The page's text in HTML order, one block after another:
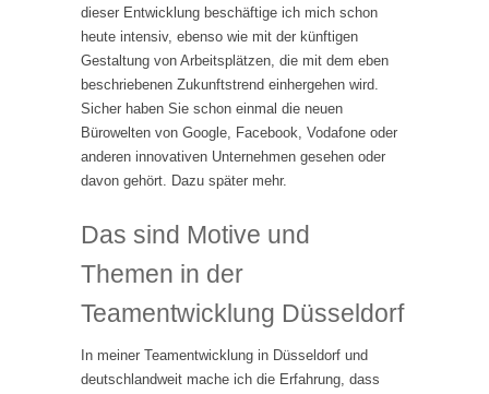
dieser Entwicklung beschäftige ich mich schon
heute intensiv, ebenso wie mit der künftigen
Gestaltung von Arbeitsplätzen, die mit dem eben
beschriebenen Zukunftstrend einhergehen wird.
Sicher haben Sie schon einmal die neuen
Bürowelten von Google, Facebook, Vodafone oder
anderen innovativen Unternehmen gesehen oder
davon gehört. Dazu später mehr.
Das sind Motive und
Themen in der
Teamentwicklung Düsseldorf
In meiner Teamentwicklung in Düsseldorf und
deutschlandweit mache ich die Erfahrung, dass